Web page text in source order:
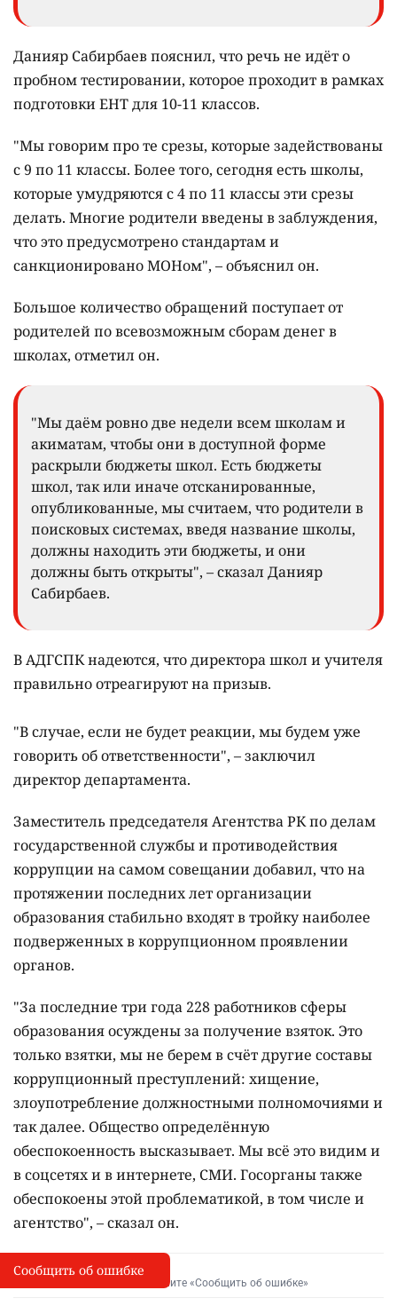
Данияр Сабирбаев пояснил, что речь не идёт о
пробном тестировании, которое проходит в рамках
подготовки ЕНТ для 10-11 классов.
"Мы говорим про те срезы, которые задействованы
с 9 по 11 классы. Более того, сегодня есть школы,
которые умудряются с 4 по 11 классы эти срезы
делать. Многие родители введены в заблуждения,
что это предусмотрено стандартам и
санкционировано МОНом", – объяснил он.
Большое количество обращений поступает от
родителей по всевозможным сборам денег в
школах, отметил он.
"Мы даём ровно две недели всем школам и
акиматам, чтобы они в доступной форме
раскрыли бюджеты школ. Есть бюджеты
школ, так или иначе отсканированные,
опубликованные, мы считаем, что родители в
поисковых системах, введя название школы,
должны находить эти бюджеты, и они
должны быть открыты", – сказал Данияр
Сабирбаев.
В АДГСПК надеются, что директора школ и учителя
правильно отреагируют на призыв.
"В случае, если не будет реакции, мы будем уже
говорить об ответственности", – заключил
директор департамента.
Заместитель председателя Агентства РК по делам
государственной службы и противодействия
коррупции на самом совещании добавил, что на
протяжении последних лет организации
образования стабильно входят в тройку наиболее
подверженных в коррупционном проявлении
органов.
"За последние три года 228 работников сферы
образования осуждены за получение взяток. Это
только взятки, мы не берем в счёт другие составы
коррупционный преступлений: хищение,
злоупотребление должностными полномочиями и
так далее. Общество определённую
обеспокоенность высказывает. Мы всё это видим и
в соцсетях и в интернете, СМИ. Госорганы также
обеспокоены этой проблематикой, в том числе и
агентство", – сказал он.
I
Сообщить об опечатке
Выделите фрагмент и нажмите «Сообщить об ошибке»
Сообщить об ошибке